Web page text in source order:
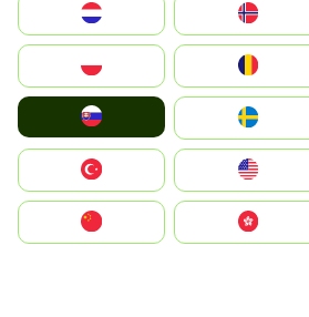
United States
中國香港特別行政區